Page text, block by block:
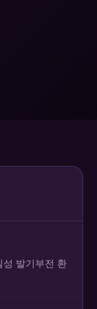
성 발기부전 환